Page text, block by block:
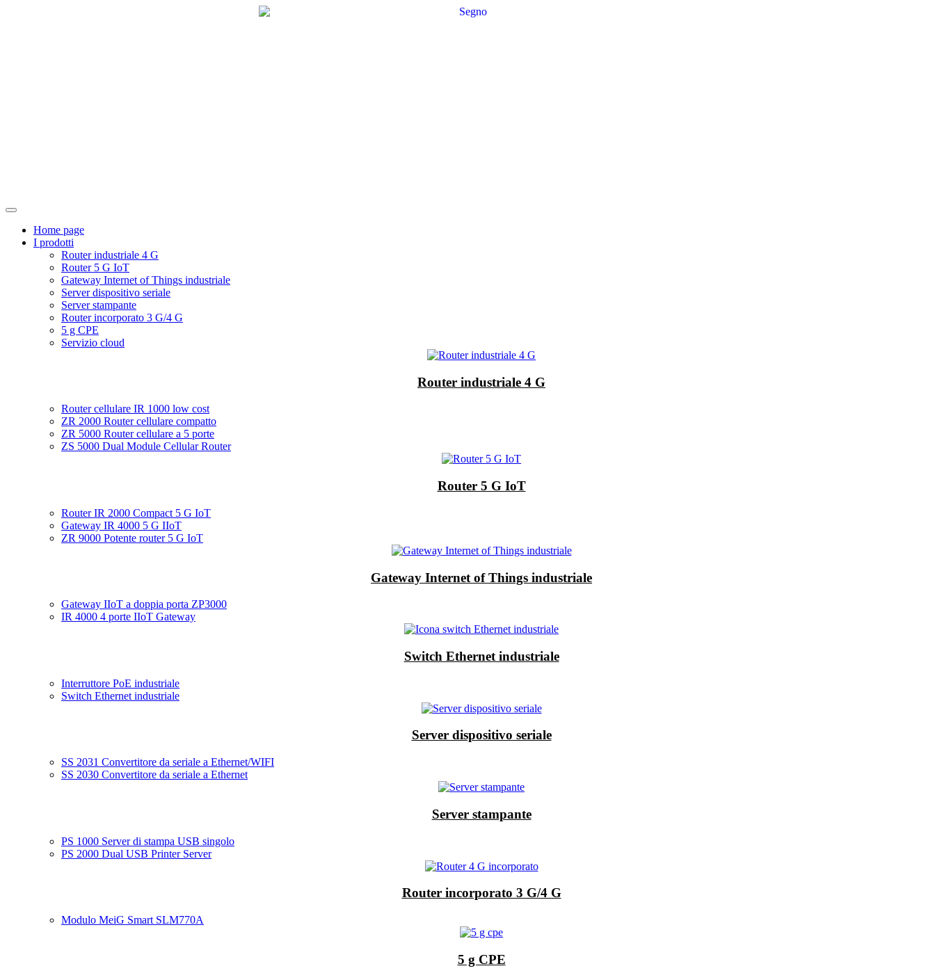
Home page
I prodotti
Router industriale 4 G
Router 5 G IoT
Gateway Internet of Things industriale
Server dispositivo seriale
Server stampante
Router incorporato 3 G/4 G
5 g CPE
Servizio cloud
Router industriale 4 G
Router cellulare IR 1000 low cost
ZR 2000 Router cellulare compatto
ZR 5000 Router cellulare a 5 porte
ZS 5000 Dual Module Cellular Router
Router 5 G IoT
Router IR 2000 Compact 5 G IoT
Gateway IR 4000 5 G IIoT
ZR 9000 Potente router 5 G IoT
Gateway Internet of Things industriale
Gateway IIoT a doppia porta ZP3000
IR 4000 4 porte IIoT Gateway
Switch Ethernet industriale
Interruttore PoE industriale
Switch Ethernet industriale
Server dispositivo seriale
SS 2031 Convertitore da seriale a Ethernet/WIFI
SS 2030 Convertitore da seriale a Ethernet
Server stampante
PS 1000 Server di stampa USB singolo
PS 2000 Dual USB Printer Server
Router incorporato 3 G/4 G
Modulo MeiG Smart SLM770A
5 g CPE